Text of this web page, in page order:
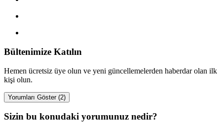
Bültenimize Katılın
Hemen ücretsiz üye olun ve yeni güncellemelerden haberdar olan ilk
kişi olun.
Yorumları Göster (2)
Sizin bu konudaki yorumunuz nedir?